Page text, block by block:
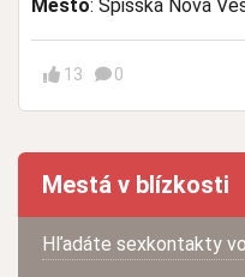
Mesto: Spišská Nová
13 0
Mestá v blízkosti
Hľadáte sexkontakty